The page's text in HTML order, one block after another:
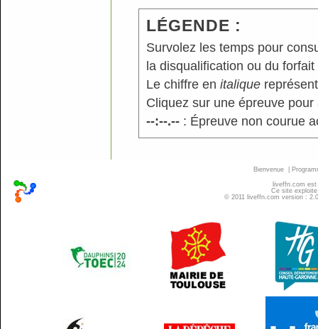
LÉGENDE :
Survolez les temps pour
la disqualification ou du forfait
Le chiffre en italique
Cliquez sur une épreuve
--:--.--: Épreuve non courue
Bienvenue
liveffn.com
Ce site
© 2011 liveffn.com version :